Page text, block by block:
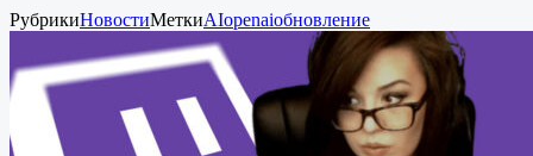
РубрикиНовостиМеткиAIopenaiобновление